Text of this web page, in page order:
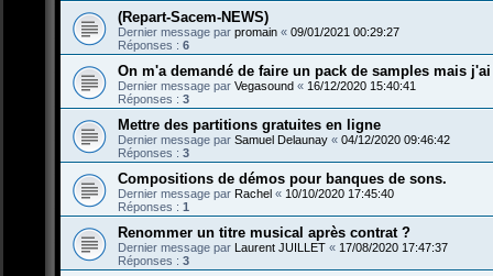
(Repart-Sacem-NEWS)
Dernier message par promain « 09/01/2021 00:29:27
Réponses : 6
On m'a demandé de faire un pack de samples mais
Dernier message par Vegasound « 16/12/2020 15:40:41
Réponses : 3
Mettre des partitions gratuites en ligne
Dernier message par Samuel Delaunay « 04/12/2020 09:46:42
Réponses : 3
Compositions de démos pour banques de sons.
Dernier message par Rachel « 10/10/2020 17:45:40
Réponses : 1
Renommer un titre musical après contrat ?
Dernier message par Laurent JUILLET « 17/08/2020 17:47:37
Réponses : 3